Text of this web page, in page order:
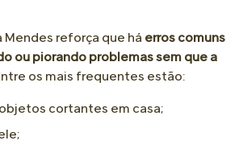
Mendes reforça que há erros comuns
ou piorando problemas sem que a
os mais frequentes estão:
cortantes em casa;